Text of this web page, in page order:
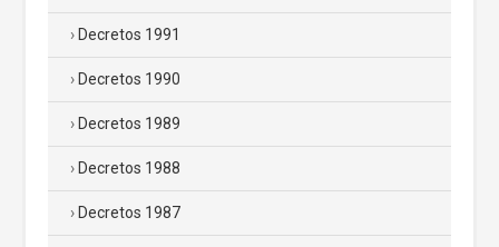
Decretos 1991
Decretos 1990
Decretos 1989
Decretos 1988
Decretos 1987